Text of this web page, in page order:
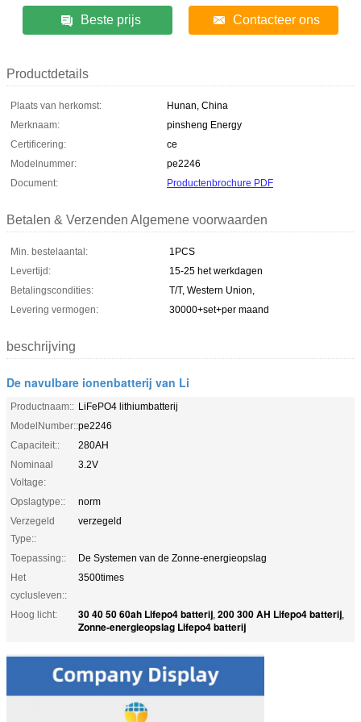
Beste prijs Contacteer ons
Productdetails
Plaats van herkomst:
Hunan, China
Merknaam:
pinsheng Energy
Certificering:
ce
Modelnummer:
pe2246
Document:
Productenbrochure PDF
Betalen & Verzenden Algemene voorwaarden
Min. bestelaantal:
1PCS
Levertijd:
15-25 het werkdagen
Betalingscondities:
T/T, Western Union,
Levering vermogen:
30000+set+per maand
beschrijving
De navulbare ionenbatterij van Li
Productnaam:: LiFePO4 lithiumbatterij
ModelNumber::pe2246
Capaciteit::
280AH
Nominaal
Voltage:
3.2V
Opslagtype::
norm
Verzegeld
Type::
verzegeld
Toepassing::
De Systemen van de Zonne-energieopslag
Het
cyclusleven::
3500times
Hoog licht: 30 40 50 60ah Lifepo4 batterij, 200 300 AH Lifepo4 batterij,
Zonne-energieopslag Lifepo4 batterij